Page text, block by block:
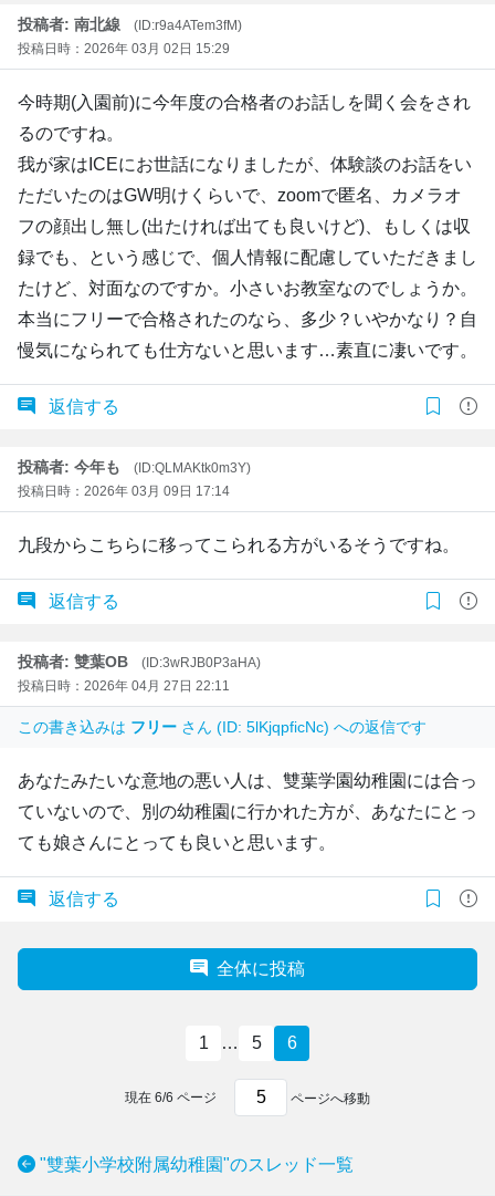
投稿者: 南北線
(ID:r9a4ATem3fM)
投稿日時：2026年 03月 02日 15:29
今時期(入園前)に今年度の合格者のお話しを聞く会をされ
るのですね。
我が家はICEにお世話になりましたが、体験談のお話をい
ただいたのはGW明けくらいで、zoomで匿名、カメラオ
フの顔出し無し(出たければ出ても良いけど)、もしくは収
録でも、という感じで、個人情報に配慮していただきまし
たけど、対面なのですか。小さいお教室なのでしょうか。
本当にフリーで合格されたのなら、多少？いやかなり？自
慢気になられても仕方ないと思います…素直に凄いです。
返信する
投稿者: 今年も
(ID:QLMAKtk0m3Y)
投稿日時：2026年 03月 09日 17:14
九段からこちらに移ってこられる方がいるそうですね。
返信する
投稿者: 雙葉OB
(ID:3wRJB0P3aHA)
投稿日時：2026年 04月 27日 22:11
この書き込みは フリー さん (ID: 5lKjqpficNc) への返信です
あなたみたいな意地の悪い人は、雙葉学園幼稚園には合っ
ていないので、別の幼稚園に行かれた方が、あなたにとっ
ても娘さんにとっても良いと思います。
返信する
全体に投稿
1 … 5 6
現在 6/6 ページ ページへ移動
"雙葉小学校附属幼稚園"のスレッド一覧